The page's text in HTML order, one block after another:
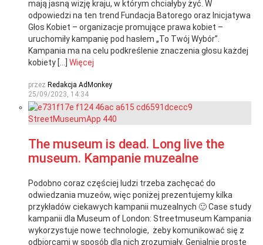
mają jasną wizję kraju, w którym chciałyby żyć. W
odpowiedzi na ten trend Fundacja Batorego oraz Inicjatywa
Głos Kobiet – organizacje promujące prawa kobiet –
uruchomiły kampanię pod hasłem „To Twój Wybór”.
Kampania ma na celu podkreślenie znaczenia głosu każdej
kobiety […] Więcej
przez Redakcja AdMonkey
25/09/2023, 14:34
The museum is dead. Long live the
museum. Kampanie muzealne
Podobno coraz częściej ludzi trzeba zachęcać do
odwiedzania muzeów, więc poniżej prezentujemy kilka
przykładów ciekawych kampanii muzealnych 🙂 Case study
kampanii dla Museum of London: Streetmuseum Kampania
wykorzystuje nowe technologie, żeby komunikować się z
odbiorcami w sposób dla nich zrozumiały. Genialnie proste